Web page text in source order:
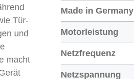
Tür-
und
macht
Made in Germany
Motorleistung
Netzfrequenz
Netzspannung